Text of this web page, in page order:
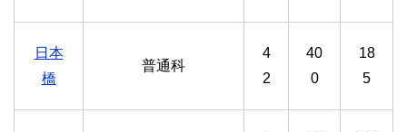
日本
橋
普通科
4
2
40
0
18
5